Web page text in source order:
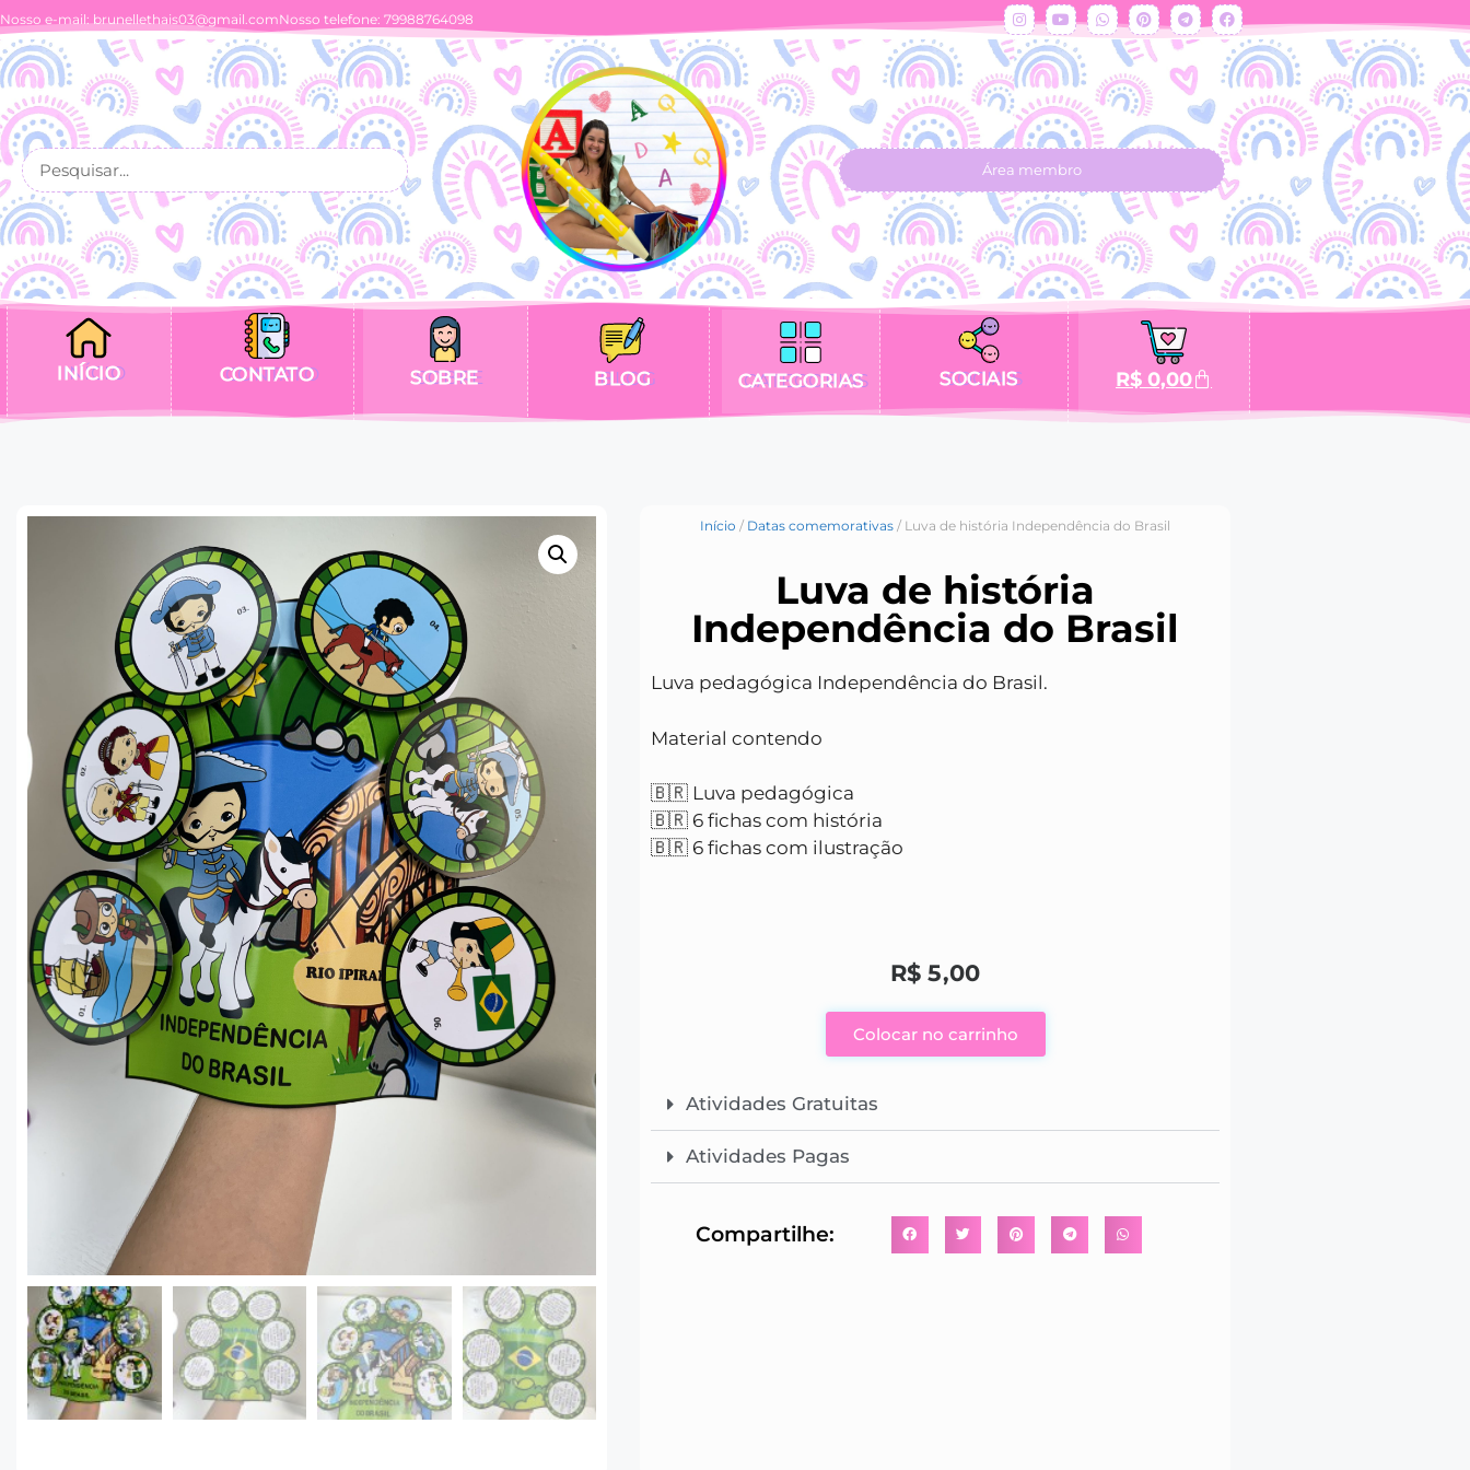
Nosso e-mail:brunellethais03@gmail.comNosso telefone: 79988764098
Área membro
INÍCIO CONTATO SOBRE BLOG CATEGORIAS SOCIAIS R$ 0,00
Início / Datas comemorativas / Luva de história Independência do Brasil
Luva de história
Independência do Brasil
Luva pedagógica Independência do Brasil.
Material contendo
🇧🇷 Luva pedagógica
🇧🇷 6 fichas com história
🇧🇷 6 fichas com ilustração
R$ 5,00
Colocar no carrinho
Atividades Gratuitas
Atividades Pagas
Compartilhe: